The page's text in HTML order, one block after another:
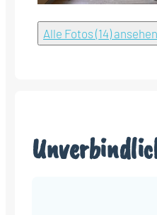
Alle Fotos (14) ansehen